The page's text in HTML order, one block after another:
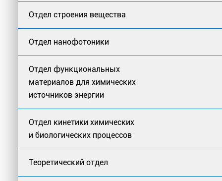
Отдел строения вещества
Отдел нанофотоники
Отдел функциональных
материалов для химических
источников энергии
Отдел кинетики химических
и биологических процессов
Теоретический отдел